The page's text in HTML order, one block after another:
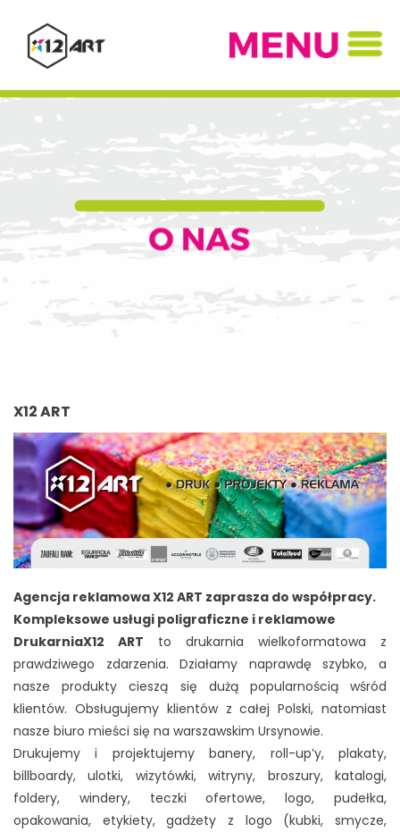
X12 ART
Agencja reklamowa X12 ART zaprasza do współpracy.
Kompleksowe usługi poligraficzne i reklamowe
DrukarniaX12 ART to drukarnia wielkoformatowa z
prawdziwego zdarzenia.Działamy naprawdę szybko, a
nasze produkty cieszą się dużą popularnością wśród
klientów. Obsługujemy klientów z całej Polski, natomiast
nasze biuro mieści się na warszawskim Ursynowie.
Drukujemy i projektujemy banery, roll-up’y, plakaty,
billboardy, ulotki, wizytówki, witryny, broszury, katalogi,
foldery, windery, teczki ofertowe, logo, pudełka,
opakowania, etykiety, gadżety z logo (kubki, smycze,